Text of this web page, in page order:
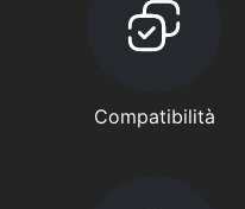
Compatibilità